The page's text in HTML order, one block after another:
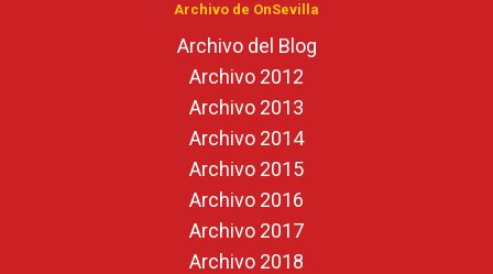
Archivo de OnSevilla
Archivo del Blog
Archivo 2012
Archivo 2013
Archivo 2014
Archivo 2015
Archivo 2016
Archivo 2017
Archivo 2018